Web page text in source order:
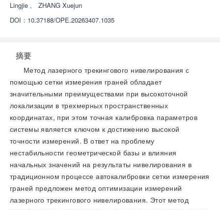
Lingjie ,
ZHANG Xuejun
DOI： 10.37188/OPE.20263407.1035
摘要
Метод лазерного трекингового нивелирования с
помощью сетки измерения граней обладает
значительными преимуществами при высокоточной
локализации в трехмерных пространственных
координатах, при этом точная калибровка параметров
системы является ключом к достижению высокой
точности измерений. В ответ на проблему
нестабильности геометрической базы и влияния
начальных значений на результаты нивелирования в
традиционном процессе автокалибровки сетки измерения
граней предложен метод оптимизации измерений
лазерного трекингового нивелирования. Этот метод